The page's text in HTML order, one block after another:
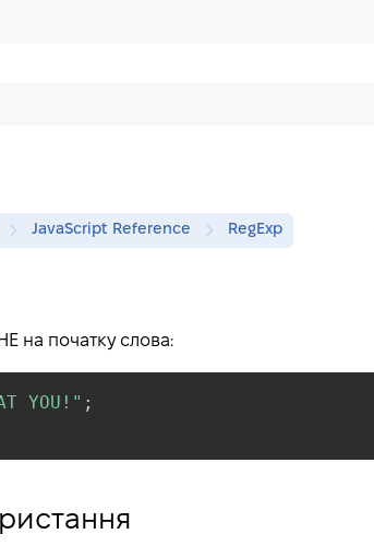
JavaScript Reference RegExp
на початку слова:
YOU!" ;